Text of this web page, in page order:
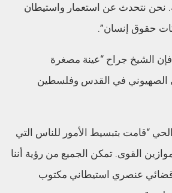
نحن نتحدث عن استعمار واستيطان
حقوق إنسان”.
الشيخ جراح “عينة مصغرة
الصهيوني في القدس وفلسطين
“قامت بتبسيط الأمور للناس التي
القوى. تمكن الجميع من رؤية أننا
قضائي عنصري استيطاني مكتوب